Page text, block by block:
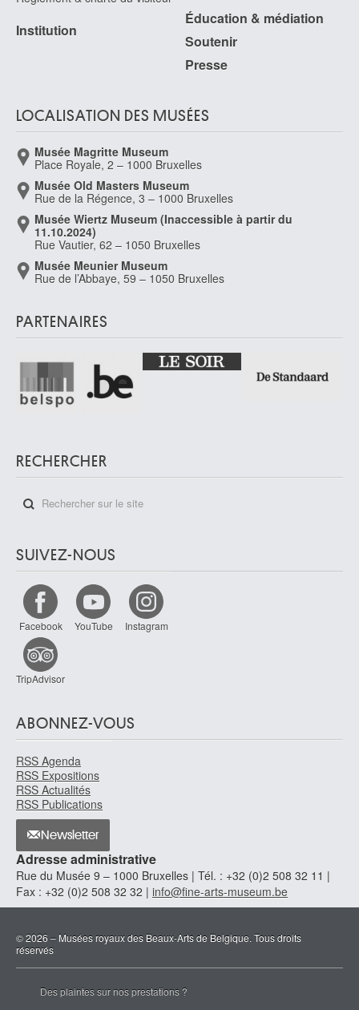
Institution
Éducation & médiation
Soutenir
Presse
LOCALISATION DES MUSÉES
Musée Magritte Museum
Place Royale, 2 – 1000 Bruxelles
Musée Old Masters Museum
Rue de la Régence, 3 – 1000 Bruxelles
Musée Wiertz Museum (Inaccessible à partir du
11.10.2024)
Rue Vautier, 62 – 1050 Bruxelles
Musée Meunier Museum
Rue de l’Abbaye, 59 – 1050 Bruxelles
PARTENAIRES
RECHERCHER
SUIVEZ-NOUS
Facebook YouTube Instagram
TripAdvisor
ABONNEZ-VOUS
RSS Agenda
RSS Expositions
RSS Actualités
RSS Publications
Newsletter
Adresse administrative
Rue du Musée 9 – 1000 Bruxelles | Tél. : +32 (0)2 508 32 11 |
Fax : +32 (0)2 508 32 32 | info@fine-arts-museum.be
© 2026 – Musées royaux des Beaux-Arts de Belgique. Tous droits
réservés
Des plaintes sur nos prestations ?